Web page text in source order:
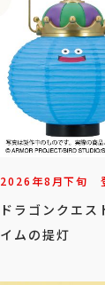
2026年8月下旬
ドラゴンクエ
イムの提灯